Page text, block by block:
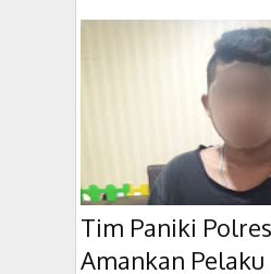
Tim Paniki
Amankan Pelaku